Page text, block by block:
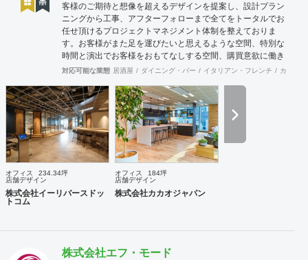
客様のご期待と想像を超えるデザインを提案し、設計プラン
ニングから工事、アフターフォローまで全てをトータルでお
任せ頂けるプロジェクトマネジメント体制を整えておりま
す。お客様がまた足を運びたいと思えるような空間、特別な
時間と演出でお客様をおもてなしする空間、購買意欲に働き
かけるレイアウトとVMD、ブランド力を高める空間演出な
持っております。 ご希望されるイメージ、コストに関する不
安要素、 新規オープン、移転・改装に関するスケジュール、
ほか不明点など、まずはお気軽にお問い合わせください。
対応可能な業態 居酒屋 ダイニング・バー イタリアン・フレンチ カフェ
オフィス
234.34坪
店舗デザイン
株式会社イーリバースドッ
トコム
オフィス
184坪
店舗デザイン
株式会社カカオジャパン
株式会社エフ・モード